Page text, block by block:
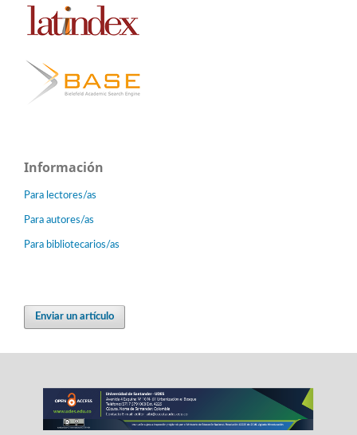
Información
Para lectores/as
Para autores/as
Para bibliotecarios/as
Enviar un artículo